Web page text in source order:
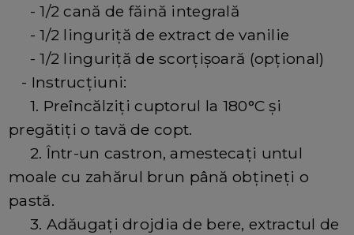
- 1/2 cană de făină integrală
- 1/2 linguriță de extract de vanilie
- 1/2 linguriță de scorțișoară (opțional)
- Instrucțiuni:
1. Preîncălziți cuptorul la 180°C și
pregătiți o tavă de copt.
2. Într-un castron, amestecați untul
moale cu zahărul brun până obțineți o
pastă.
3. Adăugați drojdia de bere, extractul de